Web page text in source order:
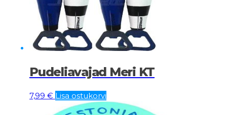
Pudeliavajad Meri KT
7,99 € Lisa ostukorvi